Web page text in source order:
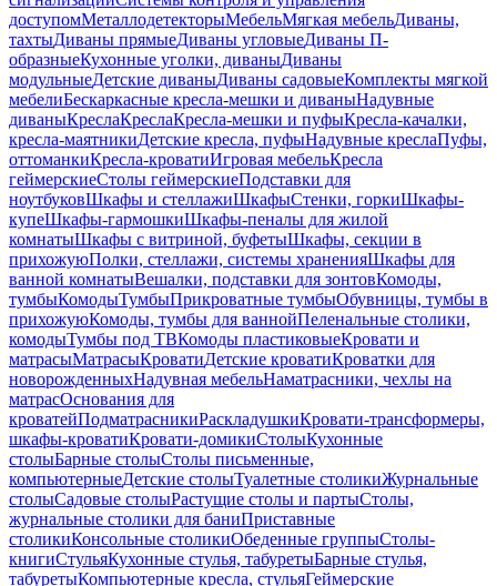
доступомМеталлодетекторыМебельМягкая мебельДиваны,
тахтыДиваны прямыеДиваны угловыеДиваны П-
образныеКухонные уголки, диваныДиваны
модульныеДетские диваныДиваны садовыеКомплекты мягкой
мебелиБескаркасные кресла-мешки и диваныНадувные
диваныКреслаКреслаКресла-мешки и пуфыКресла-качалки,
кресла-маятникиДетские кресла, пуфыНадувные креслаПуфы,
оттоманкиКресла-кроватиИгровая мебельКресла
геймерскиеСтолы геймерскиеПодставки для
ноутбуковШкафы и стеллажиШкафыСтенки, горкиШкафы-
купеШкафы-гармошкиШкафы-пеналы для жилой
комнатыШкафы с витриной, буфетыШкафы, секции в
прихожуюПолки, стеллажи, системы храненияШкафы для
ванной комнатыВешалки, подставки для зонтовКомоды,
тумбыКомодыТумбыПрикроватные тумбыОбувницы, тумбы в
прихожуюКомоды, тумбы для ваннойПеленальные столики,
комодыТумбы под ТВКомоды пластиковыеКровати и
матрасыМатрасыКроватиДетские кроватиКроватки для
новорожденныхНадувная мебельНаматрасники, чехлы на
матрасОснования для
кроватейПодматрасникиРаскладушкиКровати-трансформеры,
шкафы-кроватиКровати-домикиСтолыКухонные
столыБарные столыСтолы письменные,
компьютерныеДетские столыТуалетные столикиЖурнальные
столыСадовые столыРастущие столы и партыСтолы,
журнальные столики для баниПриставные
столикиКонсольные столикиОбеденные группыСтолы-
книгиСтульяКухонные стулья, табуретыБарные стулья,
табуретыКомпьютерные кресла, стульяГеймерские